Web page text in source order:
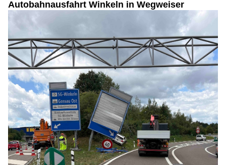
Autobahnausfahrt Winkeln in Wegweiser